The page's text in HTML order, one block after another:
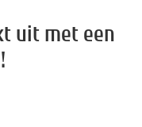
uit met een